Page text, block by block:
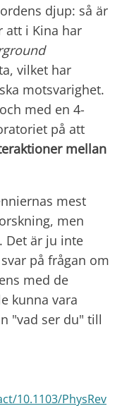
djup: så är
att i Kina har
vilket har
motsvarighet.
och med en 4-
på att
mellan
mest
men
Det är ju inte
på frågan om
med de
kunna vara
"vad ser du" till
10.1103/PhysRev